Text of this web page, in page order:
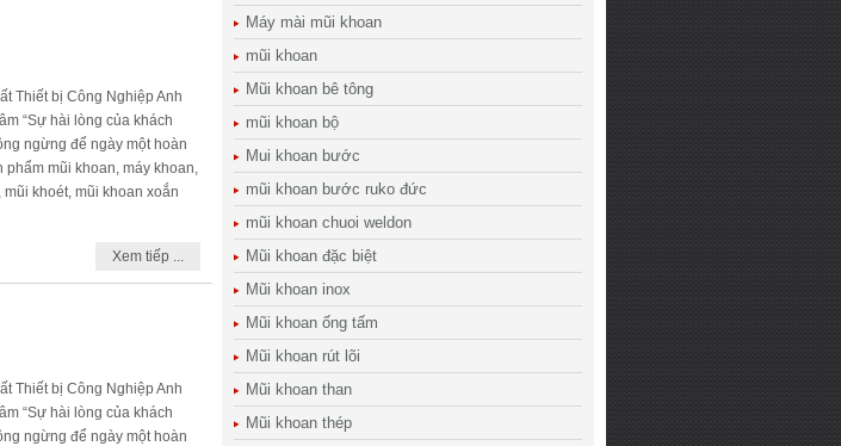
Thiết bị Công Nghiệp Anh
“Sự hài lòng của khách
ngừng để ngày một hoàn
mũi khoan, máy khoan,
khoét, mũi khoan xoắn
Xem tiếp ...
Thiết bị Công Nghiệp Anh
“Sự hài lòng của khách
ngừng để ngày một hoàn
Máy mài mũi khoan
mũi khoan
Mũi khoan bê tông
mũi khoan bộ
Mui khoan bước
mũi khoan bước ruko đức
mũi khoan chuoi weldon
Mũi khoan đặc biệt
Mũi khoan inox
Mũi khoan ống tấm
Mũi khoan rút lõi
Mũi khoan than
Mũi khoan thép